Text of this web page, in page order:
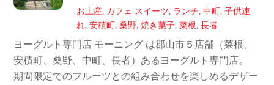
お土産, カフェ スイーツ, ランチ,中町,子供連
れ,安積町,桑野,焼き菓子,菜根,長者
ヨーグルト専門店 モーニング は郡山市５店舗（菜根、
安積町、桑野、中町、長者）あるヨーグルト専門店。
期間限定でのフルーツとの組み合わせを楽しめるデザー